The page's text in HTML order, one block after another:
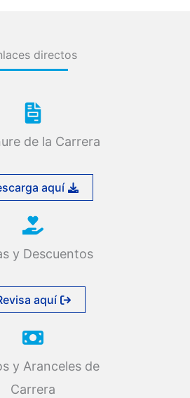
directos
de la Carrera
aquí
y Descuentos
aquí
y Aranceles de
Carrera